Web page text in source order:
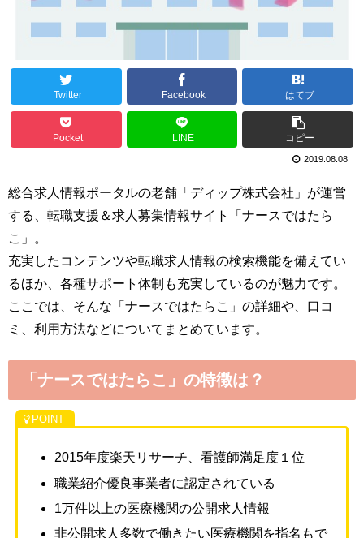
Twitter Facebook はてブ
Pocket LINE コピー
2019.08.08
総合求人情報ポータルの老舗「ディップ株式会社」が運営
する、転職支援＆求人募集情報サイト「ナースではたら
こ」。
充実したコンテンツや転職求人情報の検索機能を備えてい
るほか、各種サポート体制も充実しているのが魅力です。
ここでは、そんな「ナースではたらこ」の詳細や、口コ
ミ、利用方法などについてまとめています。
「ナースではたらこ」の特徴は？
2015年度楽天リサーチ、看護師満足度１位
職業紹介優良事業者に認定されている
1万件以上の医療機関の公開求人情報
非公開求人多数で働きたい医療機関を指名もで